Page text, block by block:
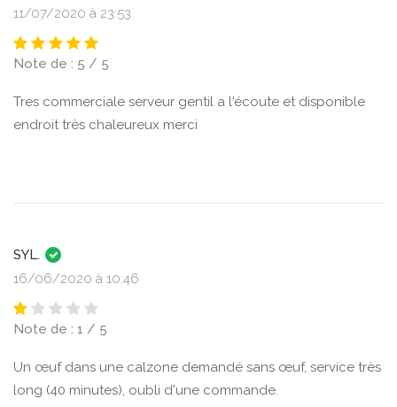
11/07/2020 à 23:53
Note de : 5 / 5
Tres commerciale serveur gentil a l'écoute et disponible
endroit très chaleureux merci
SYL.
16/06/2020 à 10:46
Note de : 1 / 5
Un œuf dans une calzone demandé sans œuf, service très
long (40 minutes), oubli d'une commande.